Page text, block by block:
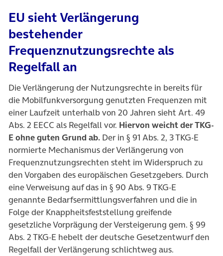
EU sieht Verlängerung
bestehender
Frequenznutzungsrechte als
Regelfall an
Die Verlängerung der Nutzungsrechte in bereits für
die Mobilfunkversorgung genutzten Frequenzen mit
einer Laufzeit unterhalb von 20 Jahren sieht Art. 49
Abs. 2 EECC als Regelfall vor. Hiervon weicht der TKG-
E ohne guten Grund ab. Der in § 91 Abs. 2, 3 TKG-E
normierte Mechanismus der Verlängerung von
Frequenznutzungsrechten steht im Widerspruch zu
den Vorgaben des europäischen Gesetzgebers. Durch
eine Verweisung auf das in § 90 Abs. 9 TKG-E
genannte Bedarfsermittlungsverfahren und die in
Folge der Knappheitsfeststellung greifende
gesetzliche Vorprägung der Versteigerung gem. § 99
Abs. 2 TKG-E hebelt der deutsche Gesetzentwurf den
Regelfall der Verlängerung schlichtweg aus.